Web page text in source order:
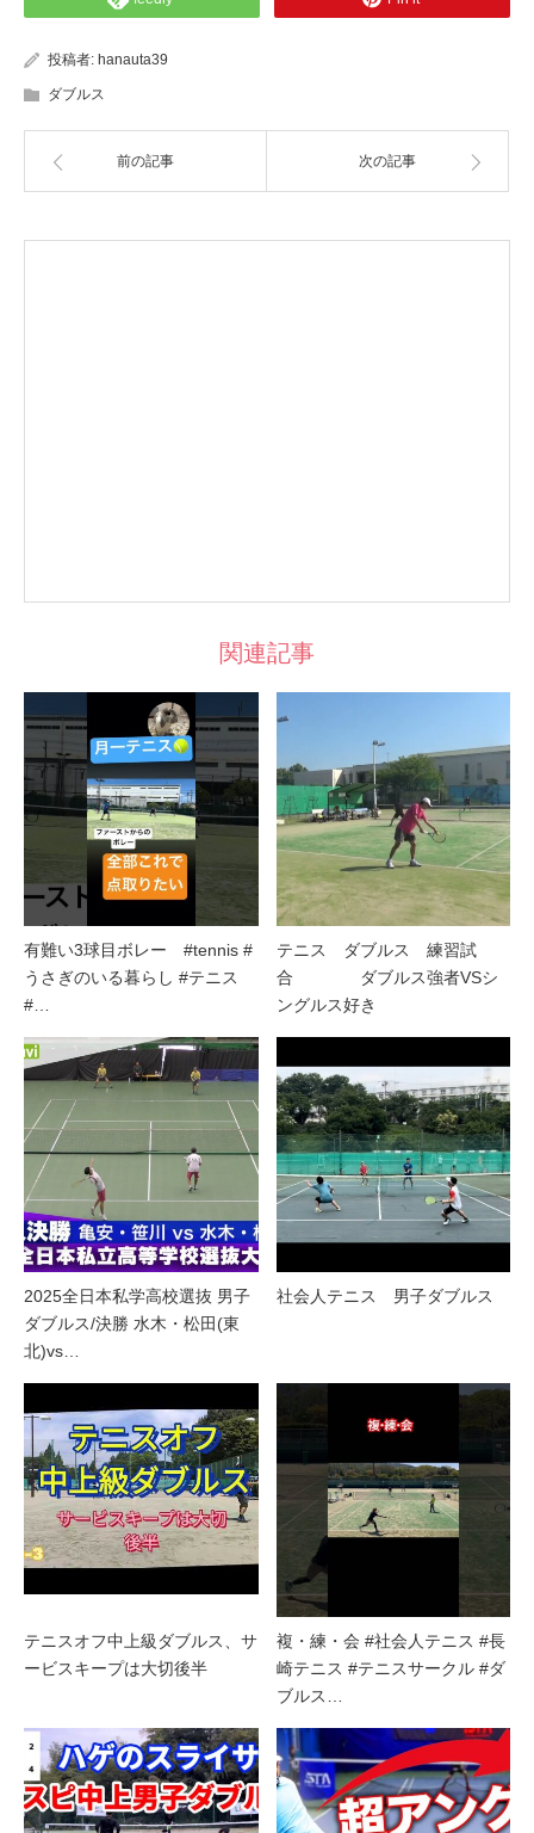
投稿者: hanauta39
ダブルス
前の記事 次の記事
関連記事
有難い3球目ボレー #tennis #
うさぎのいる暮らし #テニス
#…
テニス ダブルス 練習試
合 ダブルス強者VSシ
ングルス好き
2025全日本私学高校選抜 男子
ダブルス/決勝 水木・松田(東
北)vs…
社会人テニス 男子ダブルス
テニスオフ中上級ダブルス、サ
ービスキープは大切後半
複・練・会 #社会人テニス #長
崎テニス #テニスサークル #ダ
ブルス…